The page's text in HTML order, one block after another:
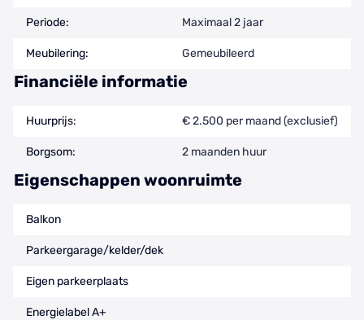
Periode: Maximaal 2 jaar
Meubilering: Gemeubileerd
Financiële informatie
Huurprijs: € 2.500 per maand (exclusief)
Borgsom: 2 maanden huur
Eigenschappen woonruimte
Balkon
Parkeergarage/kelder/dek
Eigen parkeerplaats
Energielabel A+